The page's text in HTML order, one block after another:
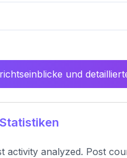
und
analyzed. Post